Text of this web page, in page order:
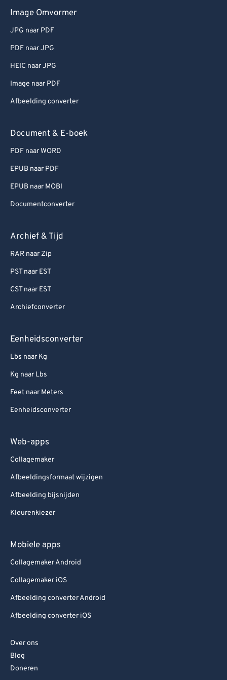
Image Omvormer
JPG naar PDF
PDF naar JPG
HEIC naar JPG
Image naar PDF
Afbeelding converter
Document & E-boek
PDF naar WORD
EPUB naar PDF
EPUB naar MOBI
Documentconverter
Archief & Tijd
RAR naar Zip
PST naar EST
CST naar EST
Archiefconverter
Eenheidsconverter
Lbs naar Kg
Kg naar Lbs
Feet naar Meters
Eenheidsconverter
Web-apps
Collagemaker
Afbeeldingsformaat wijzigen
Afbeelding bijsnijden
Kleurenkiezer
Mobiele apps
Collagemaker Android
Collagemaker iOS
Afbeelding converter Android
Afbeelding converter iOS
Over ons
Blog
Doneren